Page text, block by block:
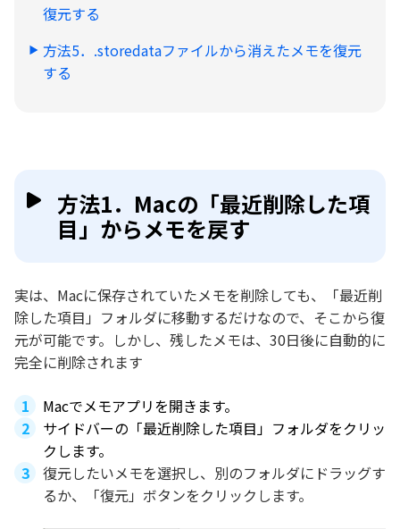
復元する
方法5．.storedataファイルから消えたメモを復元
する
方法1．Macの「最近削除した項
目」からメモを戻す
実は、Macに保存されていたメモを削除しても、「最近削
除した項目」フォルダに移動するだけなので、そこから復
元が可能です。しかし、残したメモは、30日後に自動的に
完全に削除されます
Macでメモアプリを開きます。
サイドバーの「最近削除した項目」フォルダをクリッ
クします。
復元したいメモを選択し、別のフォルダにドラッグす
るか、「復元」ボタンをクリックします。